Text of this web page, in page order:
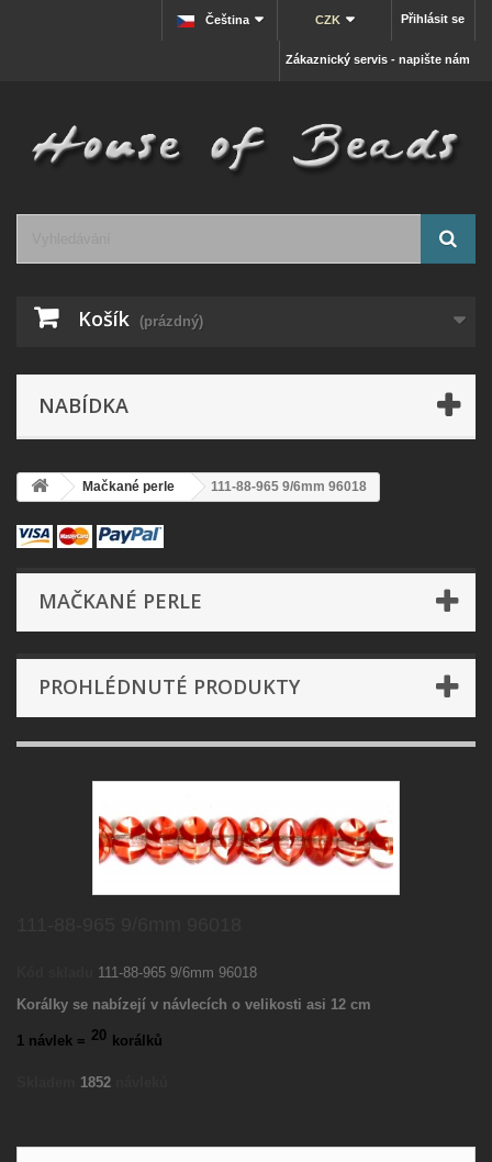
Přihlásit se
CZK
Čeština
Zákaznický servis - napište nám
Košík (prázdný)
NABÍDKA
Mačkané perle 111-88-965 9/6mm 96018
MAČKANÉ PERLE
PROHLÉDNUTÉ PRODUKTY
111-88-965 9/6mm 96018
Korálky se nabízejí v návlecích o velikosti asi 12 cm
1 návlek = 20 korálků
1852